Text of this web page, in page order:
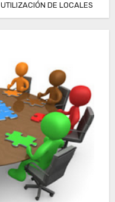
UTILIZACIÓN DE LOCALES